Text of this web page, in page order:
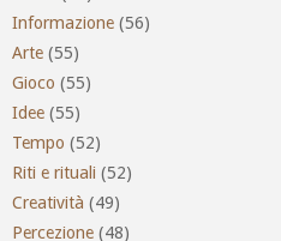
Informazione (56)
Arte (55)
Gioco (55)
Idee (55)
Tempo (52)
Riti e rituali (52)
Creatività (49)
Percezione (48)